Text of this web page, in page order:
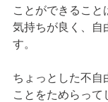
ことができること
気持ちが良く、自
す。
ちょっとした不自
ことをためらって